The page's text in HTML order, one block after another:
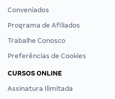
Conveniados
Programa de Afiliados
Trabalhe Conosco
Preferências de Cookies
CURSOS ONLINE
Assinatura Ilimitada